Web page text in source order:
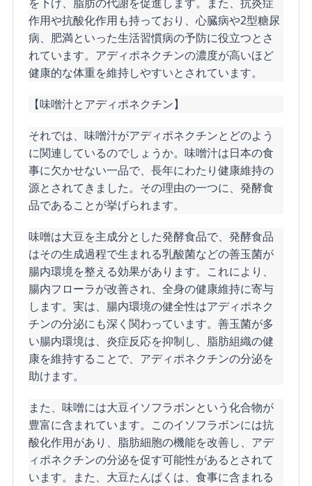
作用や抗酸化作用も持っており、心臓病や2型糖尿
病、肥満といった生活習慣病の予防に役立つとさ
れています。アディポネクチンの濃度が高いほど
健康的な体重を維持しやすいとされています。
【味噌汁とアディポネクチン】
それでは、味噌汁がアディポネクチンとどのよう
に関連しているのでしょうか。味噌汁は日本の食
事に欠かせない一品で、長年にわたり健康維持の
源とされてきました。その理由の一つに、発酵食
品であることが挙げられます。
味噌は大豆を主成分とした発酵食品で、発酵食品
はその生成過程で生まれる乳酸菌などの善玉菌が
腸内環境を整える効果があります。これにより、
腸内フローラが改善され、全身の健康維持に寄与
します。実は、腸内環境の健全性はアディポネク
チンの分泌にも深く関わっています。善玉菌が多
い腸内環境は、炎症反応を抑制し、脂肪組織の健
康を維持することで、アディポネクチンの分泌を
助けます。
また、味噌には大豆イソフラボンという化合物が
豊富に含まれています。このイソフラボンには抗
酸化作用があり、脂肪細胞の機能を改善し、アデ
ィポネクチンの分泌を促す可能性があるとされて
います。また、大豆たんぱくは、食事に含まれる